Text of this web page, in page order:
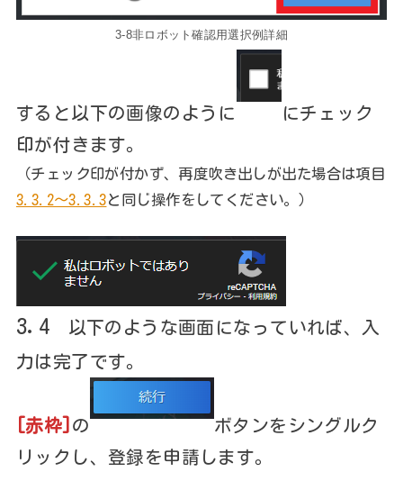
3-8非ロボット確認用選択例詳細
すると以下の画像のように
にチェック
印が付きます。
（チェック印が付かず、再度吹き出しが出た場合は項目
3.3.2～3.3.3と同じ操作をしてください。）
3.4 以下のような画面になっていれば、入
力は完了です。
[赤枠] の
ボタンをシングルク
リックし、登録を申請します。